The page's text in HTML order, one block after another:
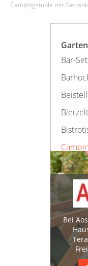
Campingstühle mit
Bar-
(446)
Bei